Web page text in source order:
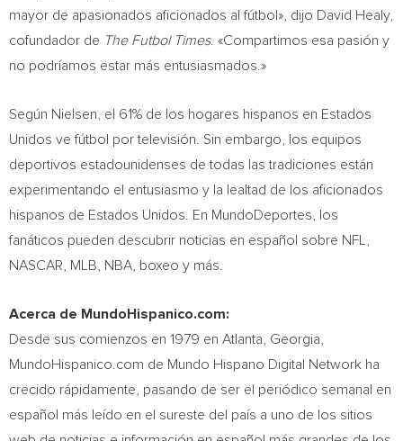
mayor de apasionados aficionados al fútbol», dijo David Healy,
cofundador de The Futbol Times. «Compartimos esa pasión y
no podríamos estar más entusiasmados.»
Según Nielsen, el 61% de los hogares hispanos en Estados
Unidos ve fútbol por televisión. Sin embargo, los equipos
deportivos estadounidenses de todas las tradiciones están
experimentando el entusiasmo y la lealtad de los aficionados
hispanos de Estados Unidos. En MundoDeportes, los
fanáticos pueden descubrir noticias en español sobre NFL,
NASCAR, MLB, NBA, boxeo y más.
Acerca de MundoHispanico.com:
Desde sus comienzos en 1979 en Atlanta, Georgia
MundoHispanico.com de Mundo Hispano Digital Network ha
crecido rápidamente, pasando de ser el periódico semanal en
español más leído en el sureste del país a uno de los sitios